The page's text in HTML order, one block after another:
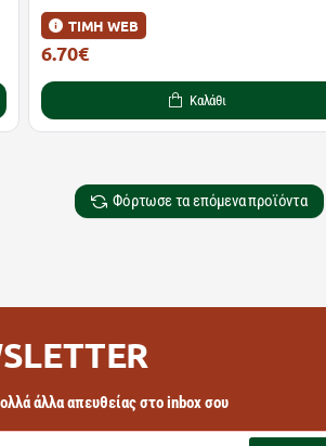
ΤΙΜΗ WEB
6.70€
Καλάθι
Φόρτωσε τα επόμενα προϊόντα
άλλα απευθείας στο inbox σου